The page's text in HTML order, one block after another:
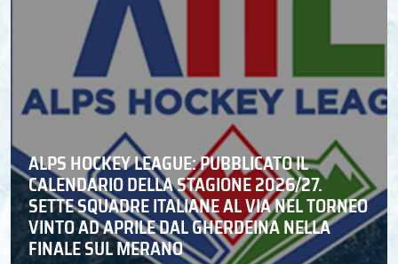
ALPS HOCKEY LEAGUE: PUBBLICATO IL
CALENDARIO DELLA STAGIONE 2026/27.
SETTE SQUADRE ITALIANE AL VIA NEL TORNEO
VINTO AD APRILE DAL GHERDEINA NELLA
FINALE SUL MERANO